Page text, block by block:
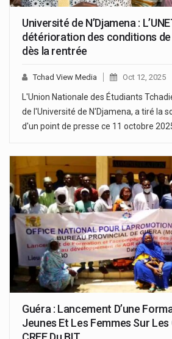
Université de N’Djamena :
détérioration des conditions
dès la rentrée
Tchad View Media Oct 12, 2025
L'Union Nationale des Étudiants
de l'Université de N'Djamena, a tiré la
d'un point de presse ce 11 octobre
Guéra : Lancement D’une
Jeunes Et Les Femmes Sur Les